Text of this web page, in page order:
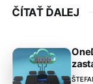
ČÍTAŤ ĎALEJ